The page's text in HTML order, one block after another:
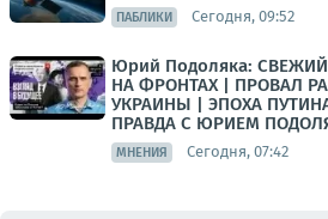
ПАБЛИКИ Сегодня, 09:52
Юрий Подоляка:
НА ФРОНТАХ | ПРОВАЛ
УКРАИНЫ | ЭПОХА
ПРАВДА С ЮРИЕМ
МНЕНИЯ Сегодня, 07:42